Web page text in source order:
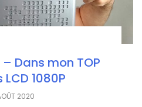
Dans mon TOP
1080P
2020